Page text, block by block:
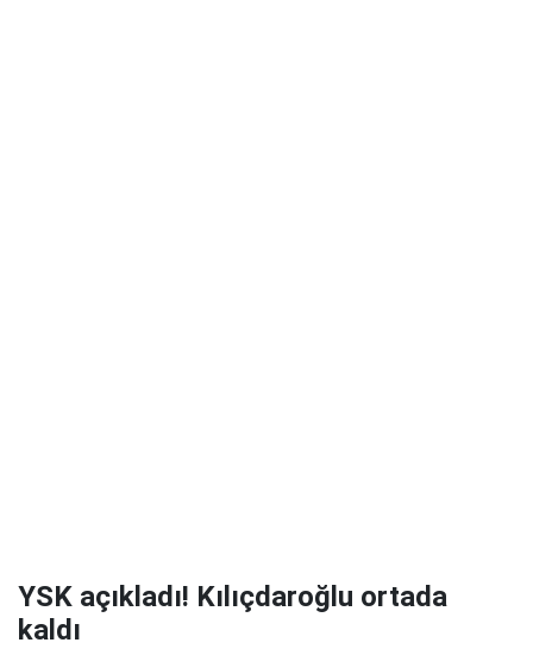
YSK açıkladı! Kılıçdaroğlu ortada
kaldı